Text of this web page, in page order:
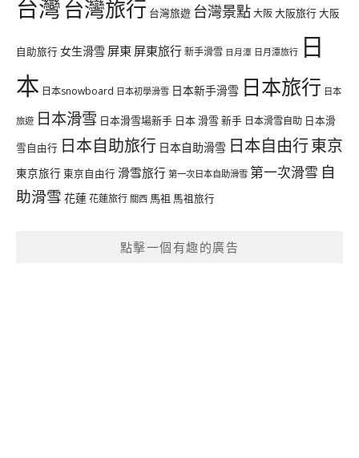
台灣台灣旅行 台灣旅遊 台灣景點大阪大阪旅行大阪
自助旅行 女生滑雪 屏東 屏東旅行新手滑雪 日月潭 日月潭旅行 日
本 日本snowboard 日本初學滑雪 日本新手滑雪 日本旅行 日本
旅遊 日本滑雪 日本滑雪場新手 日本 滑雪 新手 日本滑雪自助 日本滑
雪自由行 日本自助旅行 日本自助滑雪 日本自由行東京
東京旅行 東京自由行 滑雪旅行 第一次日本自助滑雪 第一次滑雪 自
助滑雪 花蓮花蓮旅行 關西 馬祖 馬祖旅行
點擊一個有趣的廣告